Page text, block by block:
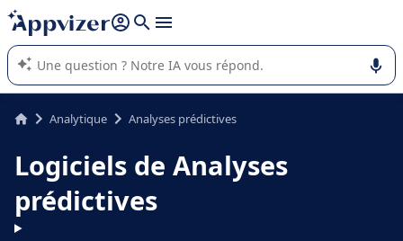
répondre (plusieurs lignes avec
L'IA de Appvizer vous guide dans l'utilisation ou la sélection de
logiciel SaaS en entreprise.
Analytique Analyses prédictives
Logiciels de Analyses
prédictives